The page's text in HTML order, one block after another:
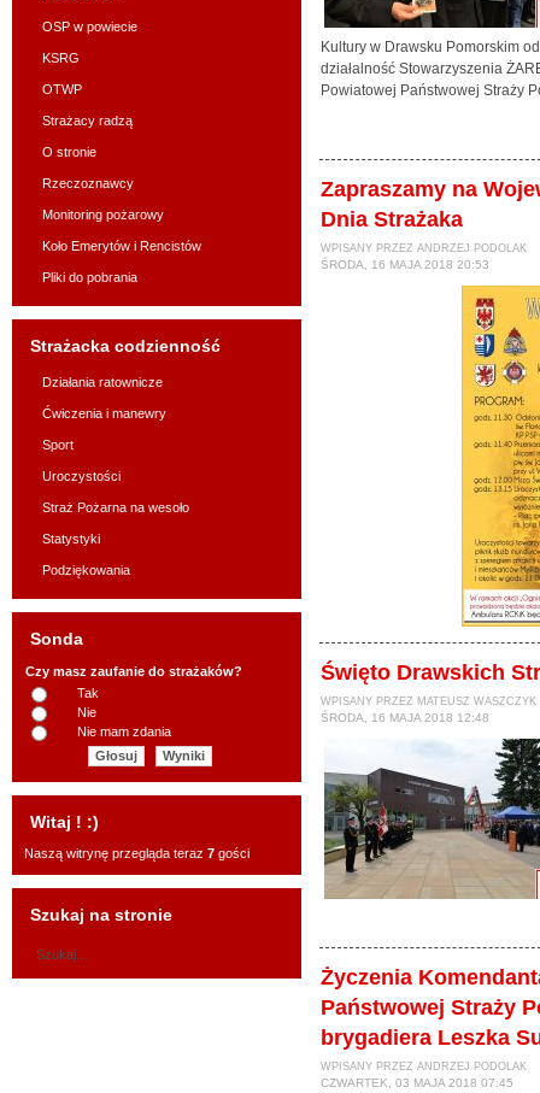
OSP w powiecie
KSRG
OTWP
Strażacy radzą
O stronie
Rzeczoznawcy
Monitoring pożarowy
Koło Emerytów i Rencistów
Pliki do pobrania
Strażacka codzienność
Działania ratownicze
Ćwiczenia i manewry
Sport
Uroczystości
Straż Pożarna na wesoło
Statystyki
Podziękowania
Sonda
Czy masz zaufanie do strażaków?
Tak
Nie
Nie mam zdania
Witaj ! :)
Naszą witrynę przegląda teraz 7 gości
Szukaj na stronie
Kultury w Drawsku Pomorskim
działalność Stowarzyszenia
Powiatowej Państwowej Straży
Zapraszamy na
Dnia Strażaka
WPISANY PRZEZ ANDRZEJ PODOLAK
ŚRODA, 16 MAJA 2018 20:53
Święto Drawskich
WPISANY PRZEZ MATEUSZ WASZCZYK
ŚRODA, 16 MAJA 2018 12:48
Życzenia
Państwowej Straży
brygadiera Leszka
WPISANY PRZEZ ANDRZEJ PODOLAK
CZWARTEK, 03 MAJA 2018 07:45